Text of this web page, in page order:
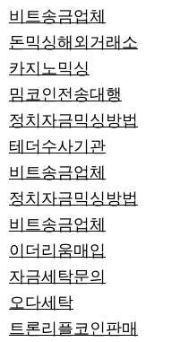
비트송금업체
돈믹싱해외거래소
카지노믹싱
밈코인전송대행
정치자금믹싱방법
테더수사기관
비트송금업체
정치자금믹싱방법
비트송금업체
이더리움매입
자금세탁문의
오다세탁
트론리플코인판매